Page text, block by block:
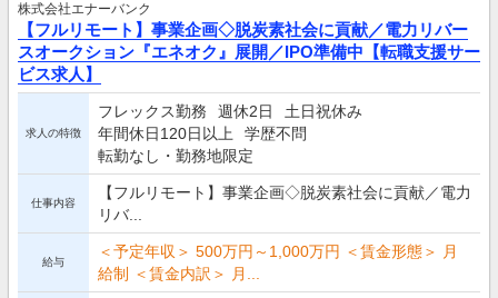
株式会社エナーバンク
【フルリモート】事業企画◇脱炭素社会に貢献／電力リバー
スオークション『エネオク』展開／IPO準備中【転職支援サー
ビス求人】
求人の特徴
フレックス勤務 週休2日
土日祝休み
年間休日120日以上
学歴不問
転勤なし・勤務地限定
仕事内容
【フルリモート】事業企画◇脱炭素社会に貢献／電力
リバ...
給与
＜予定年収＞ 500万円～1,000万円 ＜賃金形態＞ 月
給制 ＜賃金内訳＞ 月...